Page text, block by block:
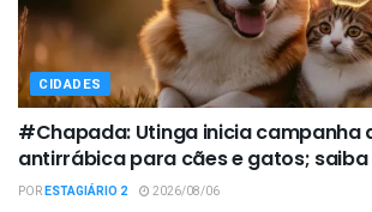
CIDADES
#Chapada: Utinga inicia campanha
antirrábica para cães e gatos; saiba
PORESTAGIÁRIO 2 2026/08/06